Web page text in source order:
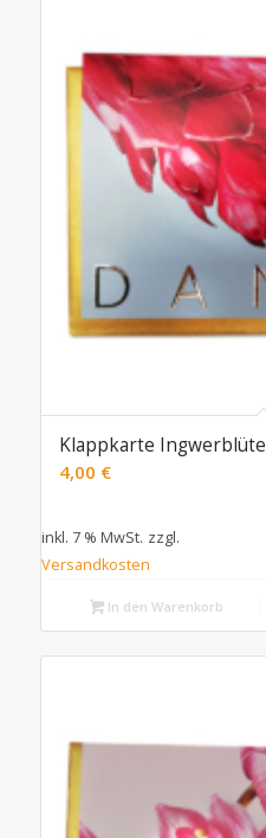
Klappkarte Ingwerblüte
4,00 €
inkl. 7 % MwSt. zzgl.
Versandkosten
In den Warenkorb